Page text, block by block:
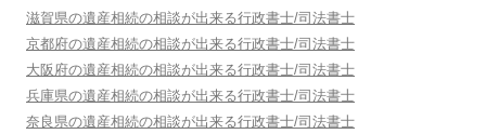
滋賀県の遺産相続の相談が出来る行政書士/司法書士
京都府の遺産相続の相談が出来る行政書士/司法書士
大阪府の遺産相続の相談が出来る行政書士/司法書士
兵庫県の遺産相続の相談が出来る行政書士/司法書士
奈良県の遺産相続の相談が出来る行政書士/司法書士